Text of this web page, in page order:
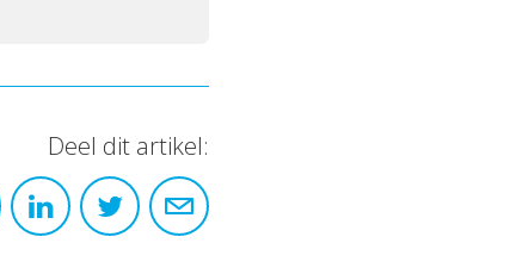
Deel dit artikel: